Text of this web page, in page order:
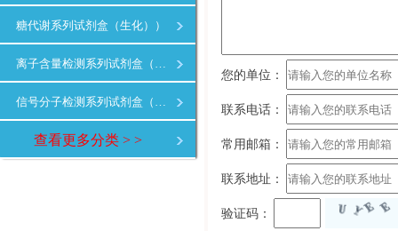
糖代谢系列试剂盒（生化））
离子含量检测系列试剂盒（生化）
信号分子检测系列试剂盒（生化）
查看更多分类 > >
您的单位：
联系电话：
常用邮箱：
联系地址：
验证码：